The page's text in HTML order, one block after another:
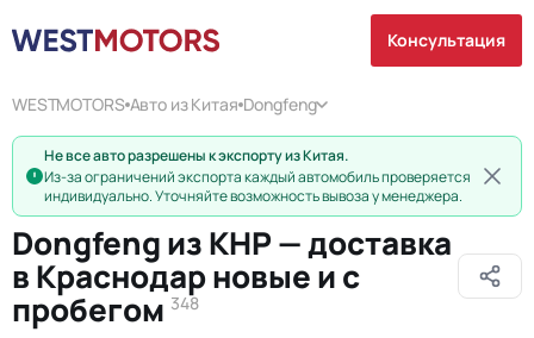
Консультация
WESTMOTORS Авто из Китая Dongfeng
Не все авто разрешены к экспорту из Китая.
Из-за ограничений экспорта каждый автомобиль проверяется
индивидуально. Уточняйте возможность вывоза у менеджера.
Dongfeng из КНР — доставка
в Краснодар новые и с
пробегом 348